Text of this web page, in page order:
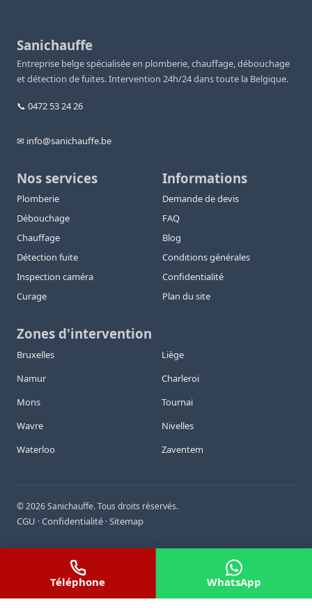
Sanichauffe
Entreprise belge spécialisée en plomberie, chauffage, débouchage
et détection de fuites. Intervention 24h/24 dans toute la Belgique.
📞 0472 53 24 26
✉ info@sanichauffe.be
Nos services
Plomberie
Débouchage
Chauffage
Détection fuite
Inspection caméra
Curage
Informations
Demande de devis
FAQ
Blog
Conditions générales
Confidentialité
Plan du site
Zones d'intervention
Bruxelles
Liège
Namur
Charleroi
Mons
Tournai
Wavre
Nivelles
Waterloo
Zaventem
©2026Sanichauffe. Tous droits réservés.
CGU ·Confidentialité ·Sitemap